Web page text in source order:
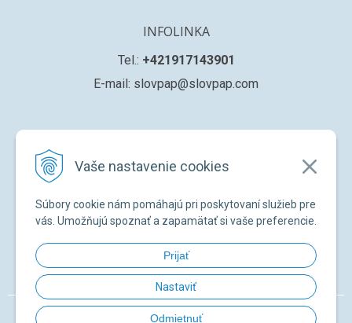
Vaše nastavenie cookies
Súbory cookie nám pomáhajú pri poskytovaní služieb pre
vás. Umožňujú spoznať a zapamätať si vaše preferencie.
Prijať
Nastaviť
Odmietnuť
INFOLINKA
Tel.: +421917143901
E-mail: slovpap@slovpap.com
Obchodné podmienky
Ochana osobných údajov
Registrácia nového zákazníka
Žiadosť o registráciu na ďalší predaj
Zabudnuté heslo
© 2026 SLOVPAP SK • NextShop&e-shop Pohoda Connector NextCom